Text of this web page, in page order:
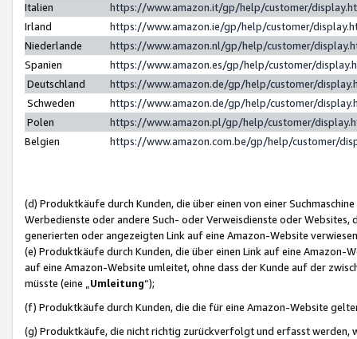
Italien
https://www.amazon.it/gp/help/customer/
Irland
https://www.amazon.ie/gp/help/customer/
Niederlande
https://www.amazon.nl/gp/help/customer/
Spanien
https://www.amazon.es/gp/help/customer/
Deutschland
https://www.amazon.de/gp/help/customer/
Schweden
https://www.amazon.de/gp/help/customer/
Polen
https://www.amazon.pl/gp/help/customer/
Belgien
https://www.amazon.com.be/gp/help/customer/
(d) Produktkäufe durch Kunden, die über einen von einer
Werbedienste oder andere Such- oder Verweisdienste oder Websites,
generierten oder angezeigten Link auf eine Amazon-Website
(e) Produktkäufe durch Kunden, die über einen Link auf eine
auf eine Amazon-Website umleitet, ohne dass der Kunde auf der
müsste (eine „ Umleitung“);
(f) Produktkäufe durch Kunden, die die für eine Amazon-Website
(g) Produktkäufe, die nicht richtig zurückverfolgt und erfasst werden,